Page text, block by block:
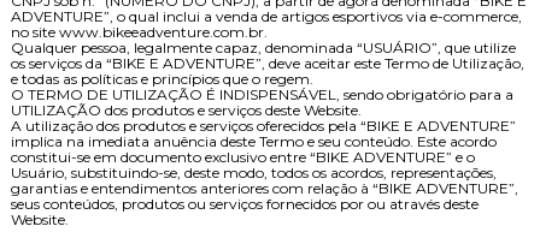
ADVENTURE”, o qual inclui a venda de artigos esportivos via e-commerce,
no site www.bikeeadventure.com.br.
Qualquer pessoa, legalmente capaz, denominada “USUÁRIO”, que utilize
os serviços da “BIKE E ADVENTURE”, deve aceitar este Termo de Utilização,
e todas as políticas e princípios que o regem.
O TERMO DE UTILIZAÇÃO É INDISPENSÁVEL, sendo obrigatório para a
UTILIZAÇÃO dos produtos e serviços deste Website.
A utilização dos produtos e serviços oferecidos pela “BIKE E ADVENTURE”
implica na imediata anuência deste Termo e seu conteúdo. Este acordo
constitui-se em documento exclusivo entre “BIKE ADVENTURE” e o
Usuário, substituindo-se, deste modo, todos os acordos, representações,
garantias e entendimentos anteriores com relação à “BIKE ADVENTURE”,
seus conteúdos, produtos ou serviços fornecidos por ou através deste
Website.